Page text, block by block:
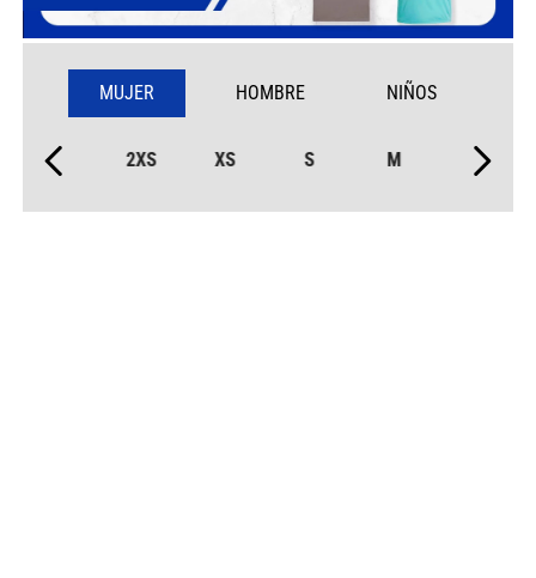
MUJER HOMBRE NIÑOS
2XS XS S M